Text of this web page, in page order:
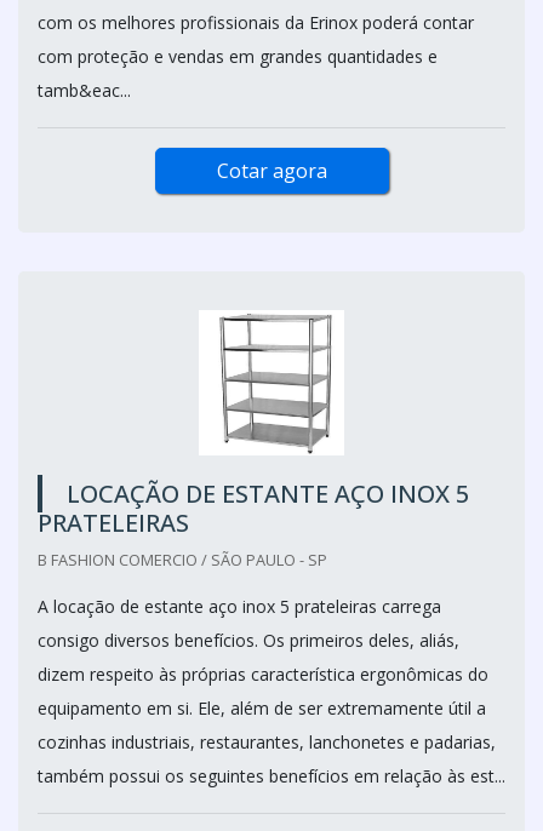
com os melhores profissionais da Erinox poderá contar
com proteção e vendas em grandes quantidades e
tamb&eac...
Cotar agora
LOCAÇÃO DE ESTANTE AÇO INOX 5
PRATELEIRAS
B FASHION COMERCIO / SÃO PAULO - SP
A locação de estante aço inox 5 prateleiras carrega
consigo diversos benefícios. Os primeiros deles, aliás,
dizem respeito às próprias característica ergonômicas do
equipamento em si. Ele, além de ser extremamente útil a
cozinhas industriais, restaurantes, lanchonetes e padarias,
também possui os seguintes benefícios em relação às est...